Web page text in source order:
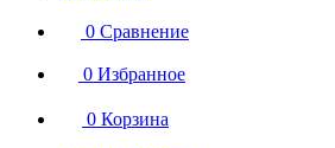
0 Сравнение
0 Избранное
0 Корзина